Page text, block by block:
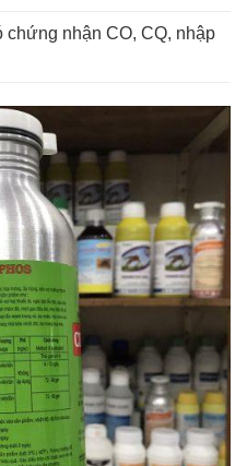
nhận CO, CQ, nhập